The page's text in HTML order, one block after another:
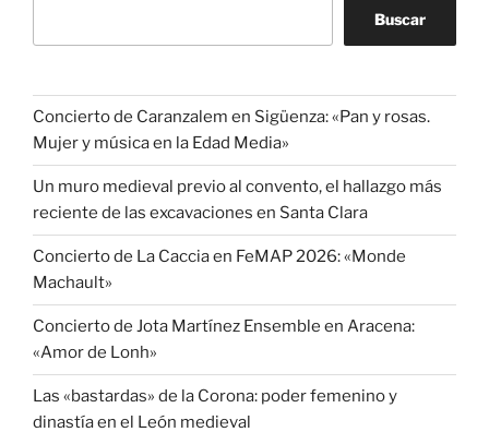
Buscar
Concierto de Caranzalem en Sigüenza: «Pan y rosas.
Mujer y música en la Edad Media»
Un muro medieval previo al convento, el hallazgo más
reciente de las excavaciones en Santa Clara
Concierto de La Caccia en FeMAP 2026: «Monde
Machault»
Concierto de Jota Martínez Ensemble en Aracena:
«Amor de Lonh»
Las «bastardas» de la Corona: poder femenino y
dinastía en el León medieval